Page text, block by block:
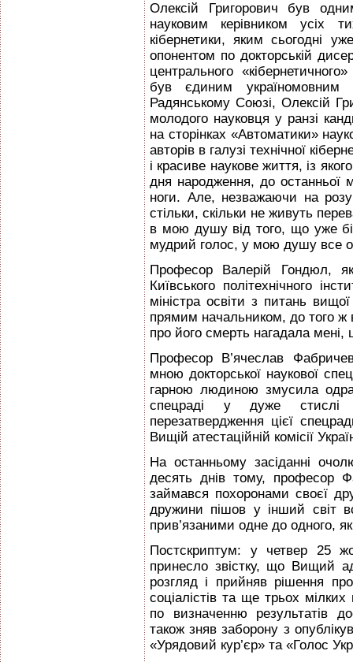
Олексій Григорович був
науковим керівником усіх
кібернетики, яким сьогодні
опонентом по докторській
центрального
був єдиним україномовним
Радянському Союзі, Олексій
молодого науковця у ранзі
на сторінках «Автоматики»
авторів в галузі технічної
і красиве наукове життя, із
дня народження, до останньої
ноги. Але, незважаючи на
стільки, скільки не живуть
в мою душу від того, що уже
мудрий голос, у мою душу все
Професор Валерій Гондюл,
Київського політехнічного
міністра освіти з питань
прямим начальником, до того ж
про його смерть нагадала мені,
Професор В’ячеслав
мною докторської наукової
гарною людиною змусила
спецраді у дуже стислі
перезатвердження цієї
Вищій атестаційній комісії
На останньому засіданні
десять днів тому, професор
займався похоронами своєї
дружини пішов у інший світ
прив’язаними одне до одного,
Постскриптум: у четвер 25
принесло звістку, що Вищий
розгляд і прийняв рішення
соціалістів та ще трьох
по визначенню результатів
також зняв заборону з
«Урядовий кур’єр» та «Голос